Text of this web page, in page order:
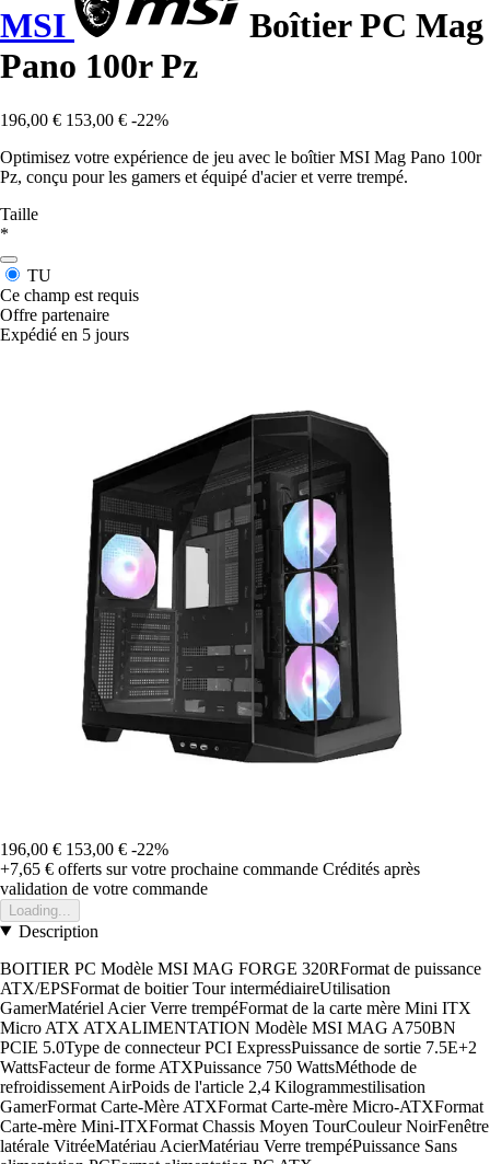
MSI
Boîtier PC Mag
Pano 100r Pz
196,00 € 153,00 € -22%
Optimisez votre expérience de jeu avec le boîtier MSI Mag Pano 100r
Pz, conçu pour les gamers et équipé d'acier et verre trempé.
Taille
*
TU
Ce champ est requis
Offre partenaire
Expédié en 5 jours
196,00 € 153,00 € -22%
+7,65 € offerts sur votre prochaine commande Crédités après
validation de votre commande
Loading...
Description
BOITIER PC Modèle MSI MAG FORGE 320RFormat de puissance
ATX/EPSFormat de boitier Tour intermédiaireUtilisation
GamerMatériel Acier Verre trempéFormat de la carte mère Mini ITX
Micro ATX ATXALIMENTATION Modèle MSI MAG A750BN
PCIE 5.0Type de connecteur PCI ExpressPuissance de sortie 7.5E+2
WattsFacteur de forme ATXPuissance 750 WattsMéthode de
refroidissement AirPoids de l'article 2,4 Kilogrammestilisation
GamerFormat Carte-Mère ATXFormat Carte-mère Micro-ATXFormat
Carte-mère Mini-ITXFormat Chassis Moyen TourCouleur NoirFenêtre
latérale VitréeMatériau AcierMatériau Verre trempéPuissance Sans